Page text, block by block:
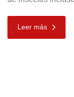
Leer más